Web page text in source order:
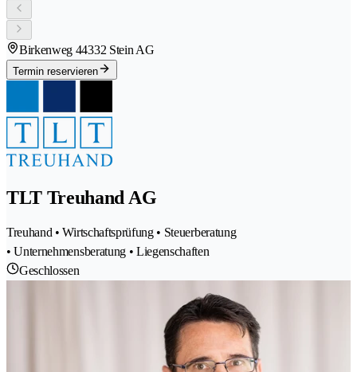
Birkenweg 44332 Stein AG
Termin reservieren
TLT Treuhand AG
Treuhand • Wirtschaftsprüfung • Steuerberatung
• Unternehmensberatung • Liegenschaften
Geschlossen